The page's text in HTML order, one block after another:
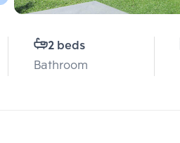
2 beds
Bathroom